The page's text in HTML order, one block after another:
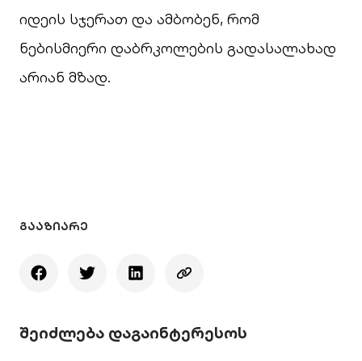
იდეის სჯერათ და ამბობენ, რომ
ნებისმიერი დაბრკოლების გადასალახად
არიან მზად.
ᲒᲐᲐᲖᲘᲐᲠᲔ
შეიძლება დაგაინტერესოს